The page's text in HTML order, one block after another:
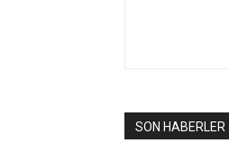
SON HABERLER